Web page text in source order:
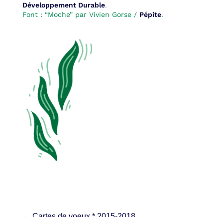
Développement Durable.
Font : “Moche” par Vivien Gorse / Pépite.